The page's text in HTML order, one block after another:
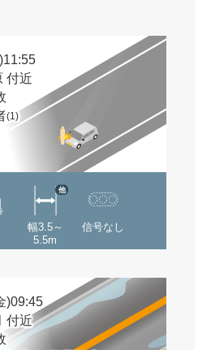
付近
(1)
幅3.5～
5.5m
他
信号なし
)09:45
付近